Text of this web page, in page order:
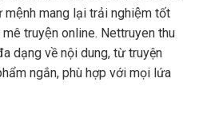
mệnh mang lại trải nghiệm tốt
truyện online. Nettruyen thu
dạng về nội dung, từ truyện
ngắn, phù hợp với mọi lứa